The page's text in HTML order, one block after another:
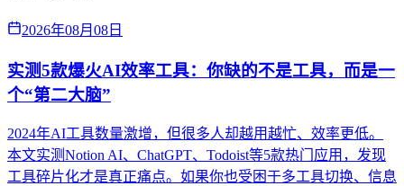
2026年08月08日
实测5款爆火AI效率工具：你缺的不是工具，而是一
个“第二大脑”
2024年AI工具数量激增，但很多人却越用越忙、效率更低。
本文实测Notion AI、ChatGPT、Todoist等5款热门应用，发现
工具碎片化才是真正痛点。如果你也受困于多工具切换、信息